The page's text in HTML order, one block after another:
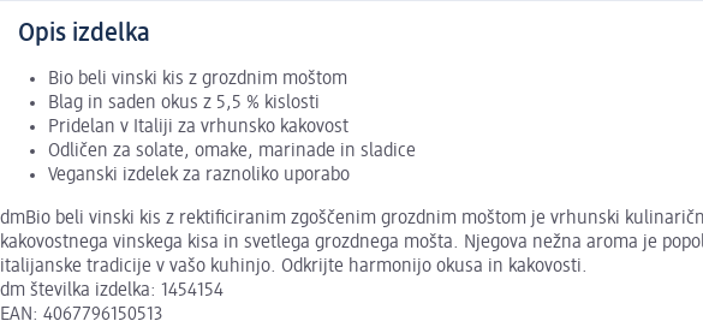
Opis izdelka
Bio beli vinski kis z grozdnim moštom
Blag in saden okus z 5,5 % kislosti
Pridelan v Italiji za vrhunsko kakovost
Odličen za solate, omake, marinade in sladice
Veganski izdelek za raznoliko uporabo
dmBio beli vinski kis z rektificiranim zgoščenim grozdnim moštom je vrhunski
kakovostnega vinskega kisa in svetlega grozdnega mošta. Njegova nežna aroma je
italijanske tradicije v vašo kuhinjo. Odkrijte harmonijo okusa in kakovosti.
dm številka izdelka: 1454154
EAN: 4067796150513